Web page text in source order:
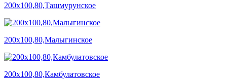
200х100,80,Ташмурунское
200х100,80,Малыгинское
200х100,80,Камбулатовское